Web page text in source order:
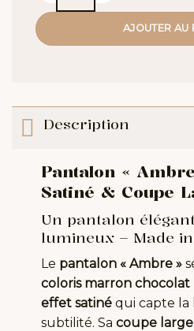
AJOUTER AU
Description
Pantalon «
Satiné & Coupe
Un pantalon
lumineux – Made in
Le pantalon « Ambre »
coloris marron chocolat
effet satinéqui capte la
subtilité. Sa coupe large